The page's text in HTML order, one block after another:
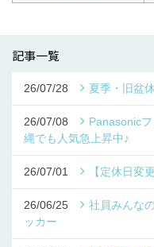
記事一覧
26/07/28 夏季・旧盆
26/07/08
Panasonic
縄でも人気急上昇中♪
26/07/01 【定休日変
26/06/25
社員みんな
ッカー